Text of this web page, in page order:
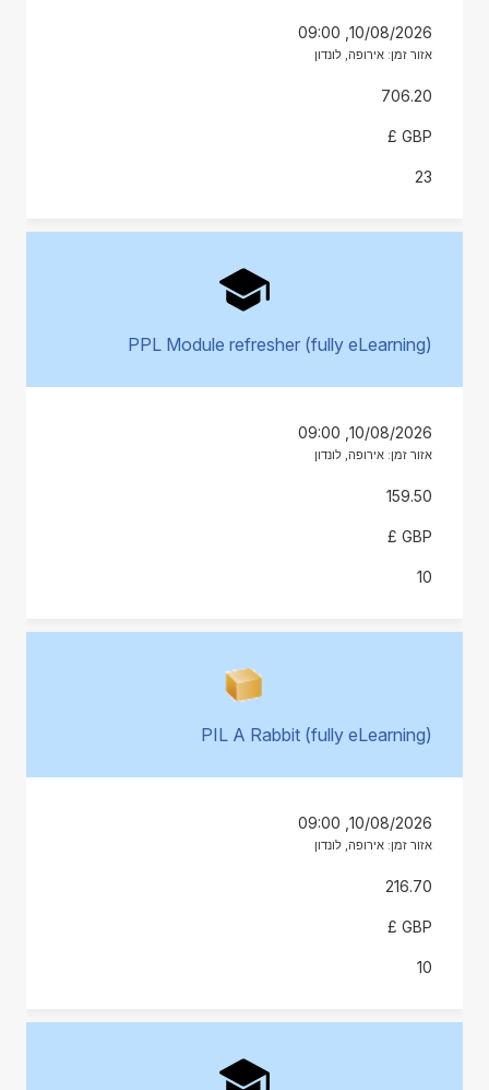
10/08/2026, 09:00
אזור זמן: אירופה, לונדון
706.20
GBP £
PPL Module refresher (fully eLearning)
10/08/2026, 09:00
אזור זמן: אירופה, לונדון
159.50
GBP £
PIL A Rabbit (fully eLearning)
10/08/2026, 09:00
אזור זמן: אירופה, לונדון
216.70
GBP £